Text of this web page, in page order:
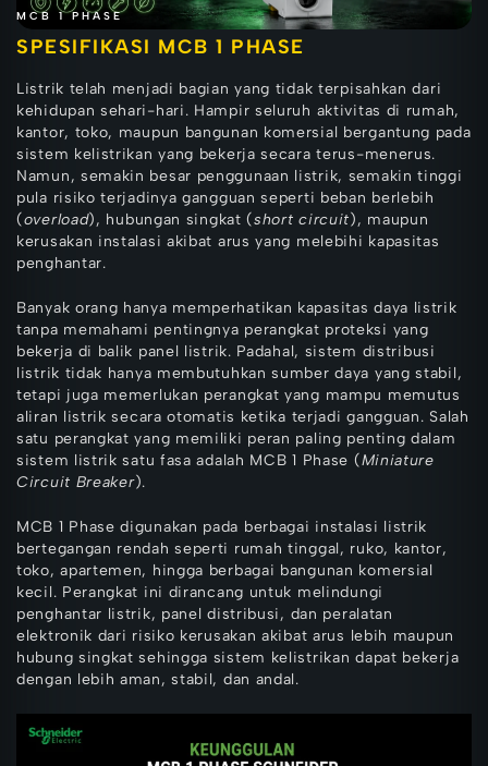
MCB 1 PHASE
SPESIFIKASI MCB 1 PHASE
Listrik telah menjadi bagian yang tidak terpisahkan dari
kehidupan sehari-hari. Hampir seluruh aktivitas di rumah,
kantor, toko, maupun bangunan komersial bergantung pada
sistem kelistrikan yang bekerja secara terus-menerus.
Namun, semakin besar penggunaan listrik, semakin tinggi
pula risiko terjadinya gangguan seperti beban berlebih
(overload), hubungan singkat (short circuit), maupun
kerusakan instalasi akibat arus yang melebihi kapasitas
penghantar.
Banyak orang hanya memperhatikan kapasitas daya listrik
tanpa memahami pentingnya perangkat proteksi yang
bekerja di balik panel listrik. Padahal, sistem distribusi
listrik tidak hanya membutuhkan sumber daya yang stabil,
tetapi juga memerlukan perangkat yang mampu memutus
aliran listrik secara otomatis ketika terjadi gangguan. Salah
satu perangkat yang memiliki peran paling penting dalam
sistem listrik satu fasa adalah MCB 1 Phase (Miniature
Circuit Breaker).
MCB 1 Phase digunakan pada berbagai instalasi listrik
bertegangan rendah seperti rumah tinggal, ruko, kantor,
toko, apartemen, hingga berbagai bangunan komersial
kecil. Perangkat ini dirancang untuk melindungi
penghantar listrik, panel distribusi, dan peralatan
elektronik dari risiko kerusakan akibat arus lebih maupun
hubung singkat sehingga sistem kelistrikan dapat bekerja
dengan lebih aman, stabil, dan andal.